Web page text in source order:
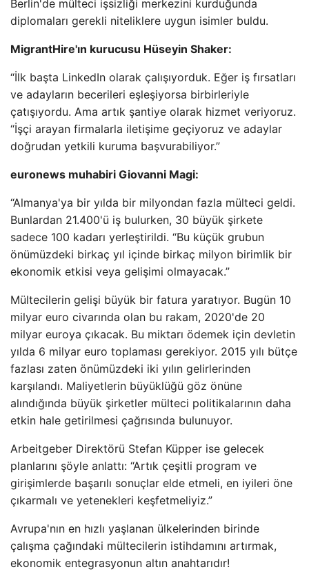
Berlin'de mülteci işsizliği merkezini kurduğunda
diplomaları gerekli niteliklere uygun isimler buldu.
MigrantHire'ın kurucusu Hüseyin Shaker:
“İlk başta LinkedIn olarak çalışıyorduk. Eğer iş fırsatları
ve adayların becerileri eşleşiyorsa birbirleriyle
çatışıyordu. Ama artık şantiye olarak hizmet veriyoruz.
“İşçi arayan firmalarla iletişime geçiyoruz ve adaylar
doğrudan yetkili kuruma başvurabiliyor.”
euronews muhabiri Giovanni Magi:
“Almanya'ya bir yılda bir milyondan fazla mülteci geldi.
Bunlardan 21.400'ü iş bulurken, 30 büyük şirkete
sadece 100 kadarı yerleştirildi. “Bu küçük grubun
önümüzdeki birkaç yıl içinde birkaç milyon birimlik bir
ekonomik etkisi veya gelişimi olmayacak.”
Mültecilerin gelişi büyük bir fatura yaratıyor. Bugün 10
milyar euro civarında olan bu rakam, 2020'de 20
milyar euroya çıkacak. Bu miktarı ödemek için devletin
yılda 6 milyar euro toplaması gerekiyor. 2015 yılı bütçe
fazlası zaten önümüzdeki iki yılın gelirlerinden
karşılandı. Maliyetlerin büyüklüğü göz önüne
alındığında büyük şirketler mülteci politikalarının daha
etkin hale getirilmesi çağrısında bulunuyor.
Arbeitgeber Direktörü Stefan Küpper ise gelecek
planlarını şöyle anlattı: “Artık çeşitli program ve
girişimlerde başarılı sonuçlar elde etmeli, en iyileri öne
çıkarmalı ve yetenekleri keşfetmeliyiz.”
Avrupa'nın en hızlı yaşlanan ülkelerinden birinde
çalışma çağındaki mültecilerin istihdamını artırmak,
ekonomik entegrasyonun altın anahtarıdır!